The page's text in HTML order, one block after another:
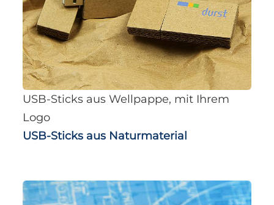
USB-Sticks aus Wellpappe, mit Ihrem
Logo
USB-Sticks aus Naturmaterial